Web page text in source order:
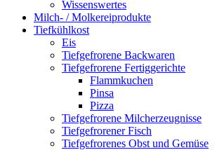
Wissenswertes
Milch- / Molkereiprodukte
Tiefkühlkost
Eis
Tiefgefrorene Backwaren
Tiefgefrorene Fertiggerichte
Flammkuchen
Pinsa
Pizza
Tiefgefrorene Milcherzeugnisse
Tiefgefrorener Fisch
Tiefgefrorenes Obst und Gemüse